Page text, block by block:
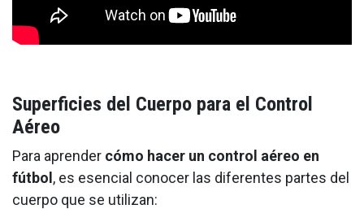
Superficies del Cuerpo para el Control
Aéreo
Para aprender cómo hacer un control aéreo en
fútbol , es esencial conocer las diferentes partes del
cuerpo que se utilizan: